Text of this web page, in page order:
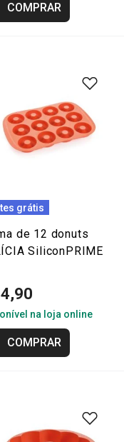
COMPRAR
grátis
de 12 donuts
SiliconPRIME
na loja online
COMPRAR